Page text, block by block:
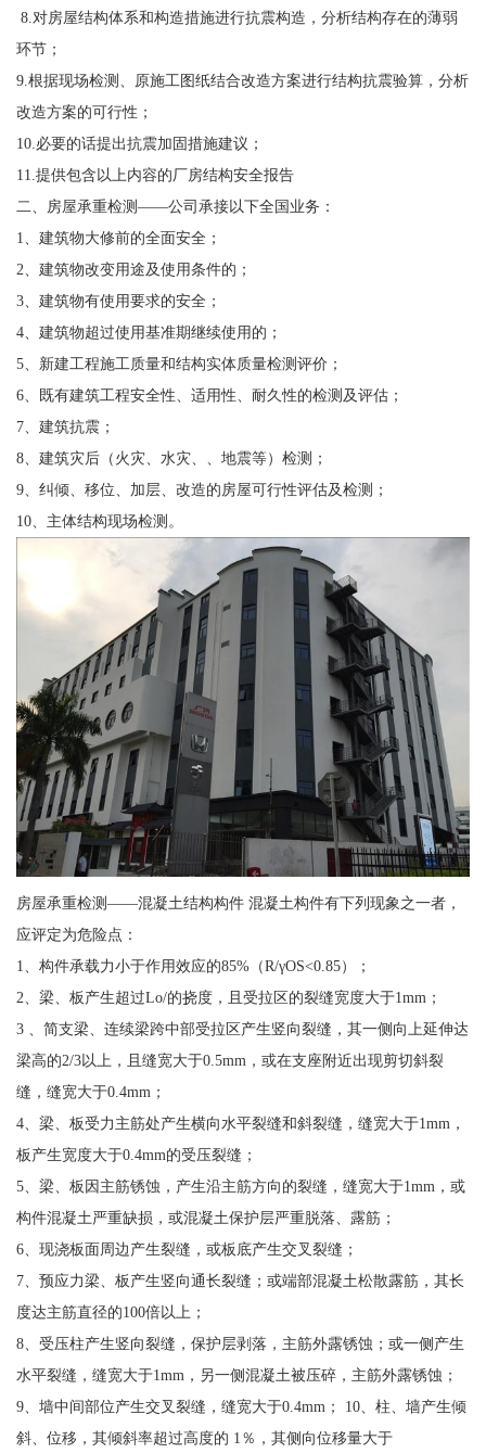
8.对房屋结构体系和构造措施进行抗震构造，分析结构存在的薄弱
环节；
9.根据现场检测、原施工图纸结合改造方案进行结构抗震验算，分析
改造方案的可行性；
10.必要的话提出抗震加固措施建议；
11.提供包含以上内容的厂房结构安全报告
二、房屋承重检测——公司承接以下全国业务：
1、建筑物大修前的全面安全；
2、建筑物改变用途及使用条件的；
3、建筑物有使用要求的安全；
4、建筑物超过使用基准期继续使用的；
5、新建工程施工质量和结构实体质量检测评价；
6、既有建筑工程安全性、适用性、耐久性的检测及评估；
7、建筑抗震；
8、建筑灾后（火灾、水灾、、地震等）检测；
9、纠倾、移位、加层、改造的房屋可行性评估及检测；
10、主体结构现场检测。
房屋承重检测——混凝土结构构件 混凝土构件有下列现象之一者，
应评定为危险点：
1、构件承载力小于作用效应的85%（R/γOS<0.85）；
2、梁、板产生超过Lo/的挠度，且受拉区的裂缝宽度大于1mm；
3 、简支梁、连续梁跨中部受拉区产生竖向裂缝，其一侧向上延伸达
梁高的2/3以上，且缝宽大于0.5mm，或在支座附近出现剪切斜裂
缝，缝宽大于0.4mm；
4、梁、板受力主筋处产生横向水平裂缝和斜裂缝，缝宽大于1mm，
板产生宽度大于0.4mm的受压裂缝；
5、梁、板因主筋锈蚀，产生沿主筋方向的裂缝，缝宽大于1mm，或
构件混凝土严重缺损，或混凝土保护层严重脱落、露筋；
6、现浇板面周边产生裂缝，或板底产生交叉裂缝；
7、预应力梁、板产生竖向通长裂缝；或端部混凝土松散露筋，其长
度达主筋直径的100倍以上；
8、受压柱产生竖向裂缝，保护层剥落，主筋外露锈蚀；或一侧产生
水平裂缝，缝宽大于1mm，另一侧混凝土被压碎，主筋外露锈蚀；
9、墙中间部位产生交叉裂缝，缝宽大于0.4mm； 10、柱、墙产生倾
斜、位移，其倾斜率超过高度的 1％，其侧向位移量大于